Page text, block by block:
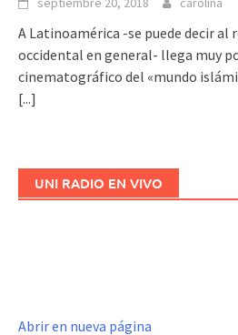
A Latinoamérica -se puede decir al
occidental en general- llega muy
cinematográfico del «mundo
[...]
UNI RADIO EN VIVO
Abrir en nueva página